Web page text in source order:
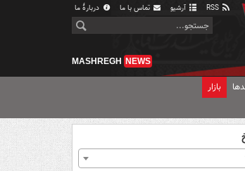
آرشیو تماس با ما دربارهٔ ما
MASHREGH NEWS
بازار